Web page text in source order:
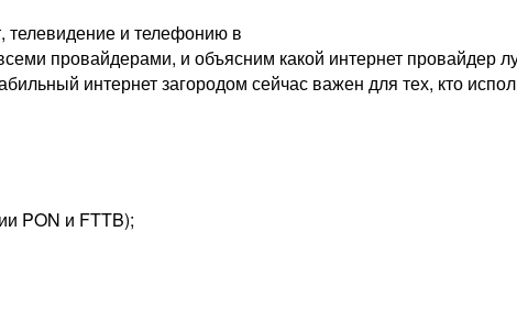
телевидение и телефонию в
провайдерами, и объясним какой интернет провайдер
интернет загородом сейчас важен для тех, кто
PON и FTTB);